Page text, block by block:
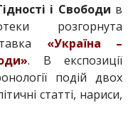
і Свободи в
розгорнута
«Україна –
. В експозиції
подій двох
статті, нариси,